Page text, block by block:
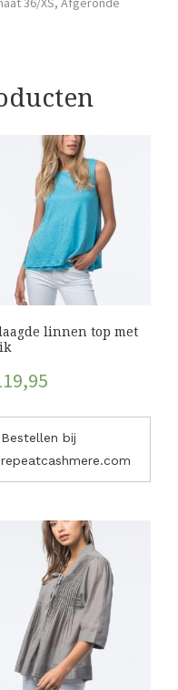
linnen top met
Bestellen bij
repeatcashmere.com